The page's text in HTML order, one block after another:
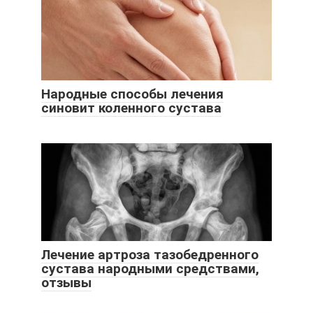
Народные способы лечения
синовит коленного сустава
Лечение артроза тазобедренного
сустава народными средствами,
отзывы